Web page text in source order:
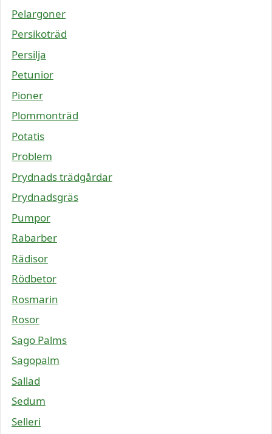
Pelargoner
Persikoträd
Persilja
Petunior
Pioner
Plommonträd
Potatis
Problem
Prydnads trädgårdar
Prydnadsgräs
Pumpor
Rabarber
Rädisor
Rödbetor
Rosmarin
Rosor
Sago Palms
Sagopalm
Sallad
Sedum
Selleri